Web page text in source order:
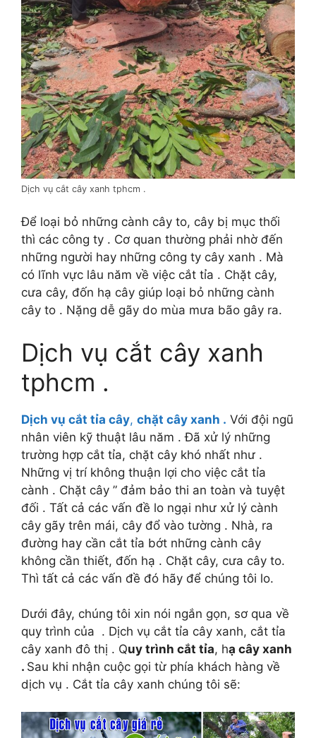
Dịch vụ cắt cây xanh tphcm .
Để loại bỏ những cành cây to, cây bị mục thối
thì các công ty . Cơ quan thường phải nhờ đến
những người hay những công ty cây xanh . Mà
có lĩnh vực lâu năm về việc cắt tỉa . Chặt cây,
cưa cây, đốn hạ cây giúp loại bỏ những cành
cây to . Nặng dễ gãy do mùa mưa bão gây ra.
Dịch vụ cắt cây xanh
tphcm .
Dịch vụ cắt tỉa cây, chặt cây xanh . Với đội ngũ
nhân viên kỹ thuật lâu năm . Đã xử lý những
trường hợp cắt tỉa, chặt cây khó nhất như .
Những vị trí không thuận lợi cho việc cắt tỉa
cành . Chặt cây ” đảm bảo thi an toàn và tuyệt
đối . Tất cả các vấn đề lo ngại như xử lý cành
cây gãy trên mái, cây đổ vào tường . Nhà, ra
đường hay cần cắt tỉa bớt những cành cây
không cần thiết, đốn hạ . Chặt cây, cưa cây to.
Thì tất cả các vấn đề đó hãy để chúng tôi lo.
Dưới đây, chúng tôi xin nói ngắn gọn, sơ qua về
quy trình của . Dịch vụ cắt tỉa cây xanh, cắt tỉa
cây xanh đô thị . Quy trình cắt tỉa, hạ cây xanh
. Sau khi nhận cuộc gọi từ phía khách hàng về
dịch vụ . Cắt tỉa cây xanh chúng tôi sẽ: